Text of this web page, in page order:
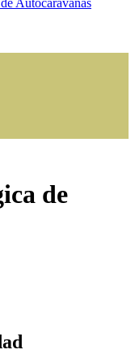
de